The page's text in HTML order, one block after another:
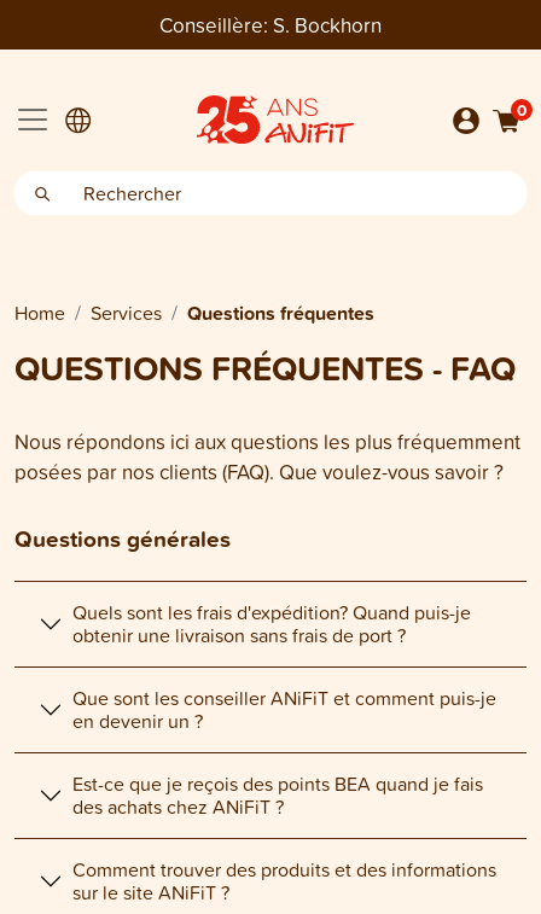
Conseillère: S. Bockhorn
0
Home Services Questions fréquentes
QUESTIONS FRÉQUENTES - FAQ
Nous répondons ici aux questions les plus fréquemment
posées par nos clients (FAQ). Que voulez-vous savoir ?
Questions générales
Quels sont les frais d'expédition? Quand puis-je
obtenir une livraison sans frais de port ?
Que sont les conseiller ANiFiT et comment puis-je
en devenir un ?
Est-ce que je reçois des points BEA quand je fais
des achats chez ANiFiT ?
Comment trouver des produits et des informations
sur le site ANiFiT ?